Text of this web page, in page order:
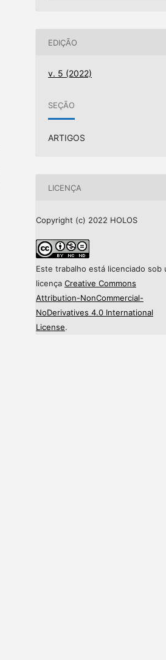
EDIÇÃO
v. 5 (2022)
SEÇÃO
ARTIGOS
LICENÇA
Copyright (c) 2022 HOLOS
Este trabalho está licenciado sob
licença Creative Commons
Attribution-NonCommercial-
NoDerivatives 4.0 International
License.